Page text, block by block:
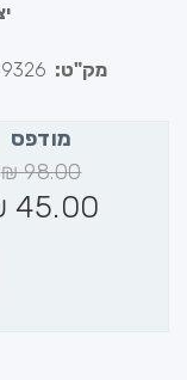
מק"ט:
מודפס
98.00
₪
45.00